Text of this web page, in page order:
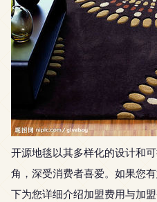
开源地毯以其多样化的设计和
角，深受消费者喜爱。如果您
下为您详细介绍加盟费用与加